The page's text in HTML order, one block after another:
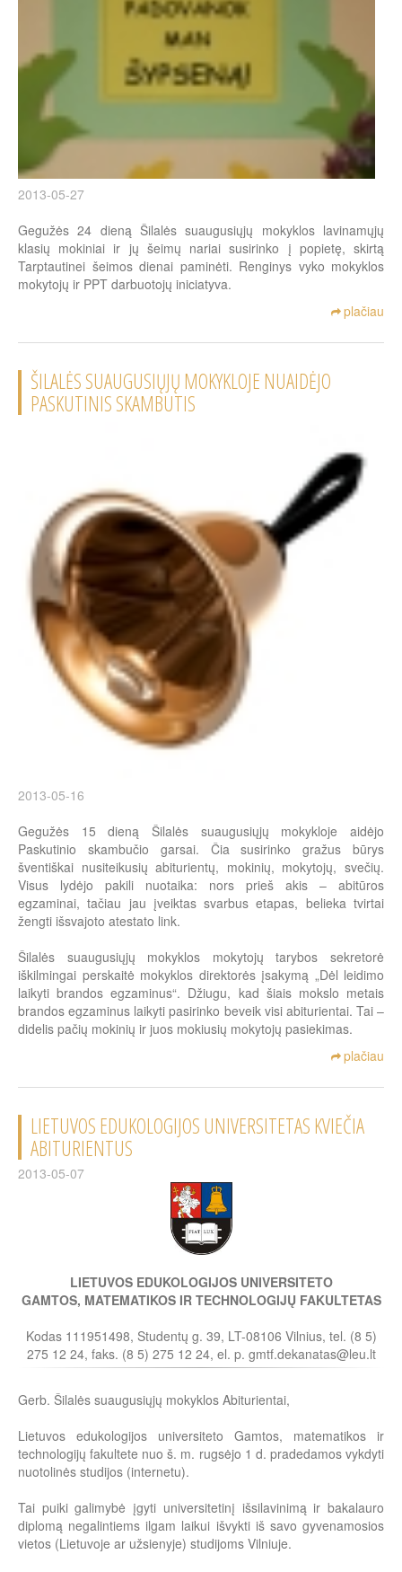
2013-05-27
Gegužės 24 dieną Šilalės suaugusiųjų mokyklos lavinamųjų
klasių mokiniai ir jų šeimų nariai susirinko į popietę, skirtą
Tarptautinei šeimos dienai paminėti. Renginys vyko mokyklos
mokytojų ir PPT darbuotojų iniciatyva.
plačiau
ŠILALĖS SUAUGUSIŲJŲ MOKYKLOJE NUAIDĖJO
PASKUTINIS SKAMBUTIS
2013-05-16
Gegužės 15 dieną Šilalės suaugusiųjų mokykloje aidėjo
Paskutinio skambučio garsai. Čia susirinko gražus būrys
šventiškai nusiteikusių abiturientų, mokinių, mokytojų, svečių.
Visus lydėjo pakili nuotaika: nors prieš akis – abitūros
egzaminai, tačiau jau įveiktas svarbus etapas, belieka tvirtai
žengti išsvajoto atestato link.
Šilalės suaugusiųjų mokyklos mokytojų tarybos sekretorė
iškilmingai perskaitė mokyklos direktorės įsakymą „Dėl leidimo
laikyti brandos egzaminus“. Džiugu, kad šiais mokslo metais
brandos egzaminus laikyti pasirinko beveik visi abiturientai. Tai –
didelis pačių mokinių ir juos mokiusių mokytojų pasiekimas.
plačiau
LIETUVOS EDUKOLOGIJOS UNIVERSITETAS KVIEČIA
ABITURIENTUS
2013-05-07
LIETUVOS EDUKOLOGIJOS UNIVERSITETO
GAMTOS, MATEMATIKOS IR TECHNOLOGIJŲ FAKULTETAS
Kodas 111951498, Studentų g. 39, LT-08106 Vilnius, tel. (8 5)
275 12 24, faks. (8 5) 275 12 24, el. p. gmtf.dekanatas@leu.lt
Gerb. Šilalės suaugusiųjų mokyklos Abiturientai,
Lietuvos edukologijos universiteto Gamtos, matematikos ir
technologijų fakultete nuo š. m. rugsėjo 1 d. pradedamos vykdyti
nuotolinės studijos (internetu).
Tai puiki galimybė įgyti universitetinį išsilavinimą ir bakalauro
diplomą negalintiems ilgam laikui išvykti iš savo gyvenamosios
vietos (Lietuvoje ar užsienyje) studijoms Vilniuje.